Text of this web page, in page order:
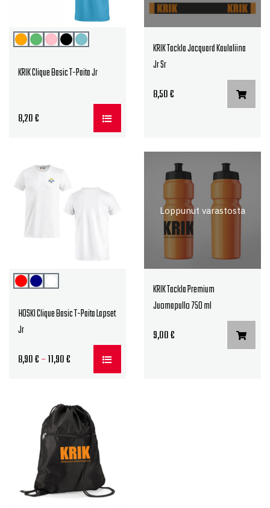
KRIK Clique Basic T-Paita Jr
8,20€
KRIK Tackla Jacquard Kaulaliina
Jr Sr
8,50€
HOSKI Clique Basic T-Paita Lapset
Jr
8,90€–11,90€ Hintaluokka:
11,90 €
Loppunut varastosta
KRIK Tackla Premium
Juomapullo 750 ml
9,00€